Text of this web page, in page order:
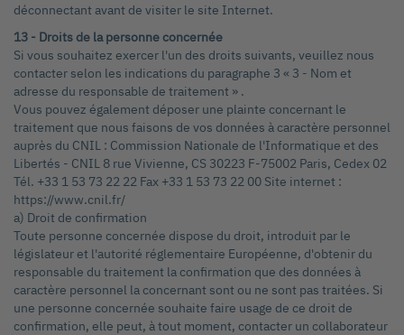
déconnectant avant de visiter le site Internet.
13 - Droits de la personne concernée
Si vous souhaitez exercer l'un des droits suivants, veuillez nous
contacter selon les indications du paragraphe 3 « 3 - Nom et
adresse du responsable de traitement » .
Vous pouvez également déposer une plainte concernant le
traitement que nous faisons de vos données à caractère personnel
auprès du CNIL : Commission Nationale de l'Informatique et des
Libertés - CNIL 8 rue Vivienne, CS 30223 F-75002 Paris, Cedex 02
Tél. +33 1 53 73 22 22 Fax +33 1 53 73 22 00 Site internet :
https://www.cnil.fr/
a) Droit de confirmation
Toute personne concernée dispose du droit, introduit par le
législateur et l'autorité réglementaire Européenne, d'obtenir du
responsable du traitement la confirmation que des données à
caractère personnel la concernant sont ou ne sont pas traitées. Si
une personne concernée souhaite faire usage de ce droit de
confirmation, elle peut, à tout moment, contacter un collaborateur